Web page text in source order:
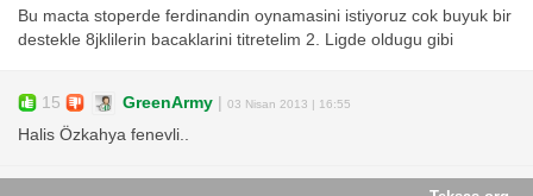
Bu macta stoperde ferdinandin oynamasini istiyoruz cok buyuk bir
destekle 8jklilerin bacaklarini titretelim 2. Ligde oldugu gibi
15 GreenArmy | 03 Nisan 2013 | 16:55
Halis Özkahya fenevli..